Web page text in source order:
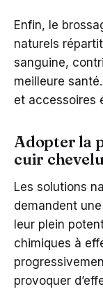
Enfin, le
naturels
sanguine,
meilleure
et accessoires
Adopter la
cuir
Les solutions
demandent
leur plein
chimiques à
provoquer